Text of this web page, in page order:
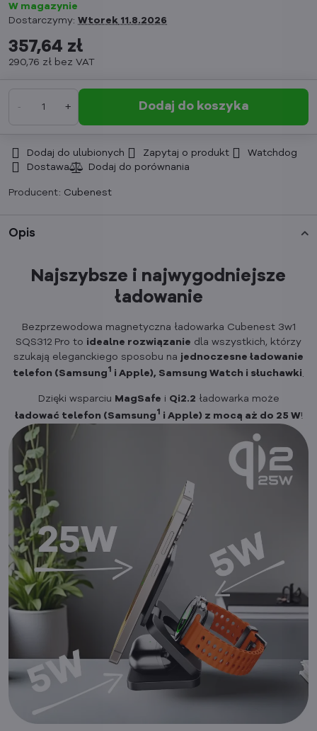
W magazynie
Dostarczymy: Wtorek 11.8.2026
357,64 zł
290,76 zł bez VAT
Dodaj do koszyka
Dodaj do ulubionych Zapytaj o produkt
Watchdog
Dostawa
Producent: Cubenest
Opis
Najszybsze i najwygodniejsze
ładowanie
Bezprzewodowa magnetyczna ładowarka Cubenest 3w1
SQS312 Pro to idealne rozwiązanie dla wszystkich, którzy
szukają eleganckiego sposobu na jednoczesne ładowanie
telefon (Samsung1 i Apple), Samsung Watch i słuchawki
Dzięki wsparciu MagSafe i Qi2.2 ładowarka może
ładować telefon (Samsung1 i Apple) z mocą aż do 25 W!